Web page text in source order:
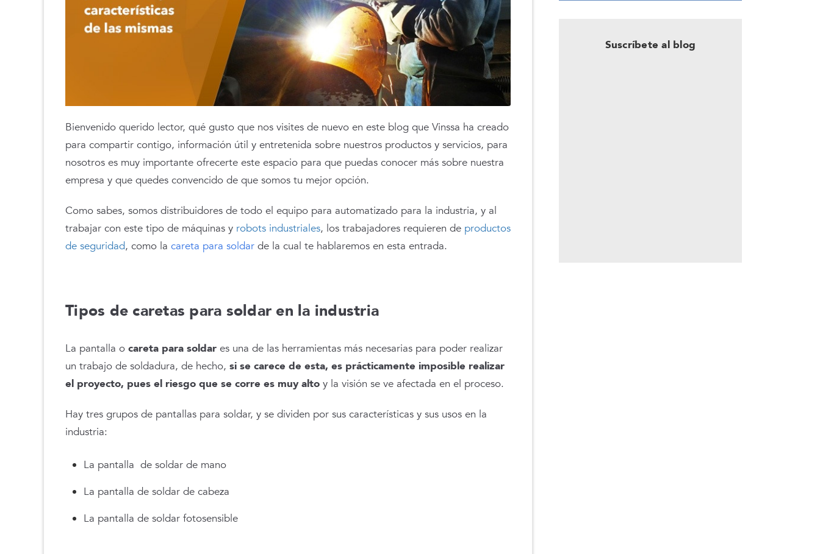
Bienvenido querido lector, qué gusto que nos visites de nuevo en este blog que Vinssa ha creado
para compartir contigo, información útil y entretenida sobre nuestros productos y servicios, para
nosotros es muy importante ofrecerte este espacio para que puedas conocer más sobre nuestra
empresa y que quedes convencido de que somos tu mejor opción.
Como sabes, somos distribuidores de todo el equipo para automatizado para la industria, y al
trabajar con este tipo de máquinas y robots industriales, los trabajadores requieren de productos
de seguridad, como la careta para soldar de la cual te hablaremos en esta entrada.
Tipos de caretas para soldar en la industria
La pantalla o careta para soldar es una de las herramientas más necesarias para poder realizar
un trabajo de soldadura, de hecho, si se carece de esta, es prácticamente imposible realizar
el proyecto, pues el riesgo que se corre es muy alto y la visión se ve afectada en el proceso.
Hay tres grupos de pantallas para soldar, y se dividen por sus características y sus usos en la
industria:
La pantalla de soldar de mano
La pantalla de soldar de cabeza
La pantalla de soldar fotosensible
Suscríbete al blog